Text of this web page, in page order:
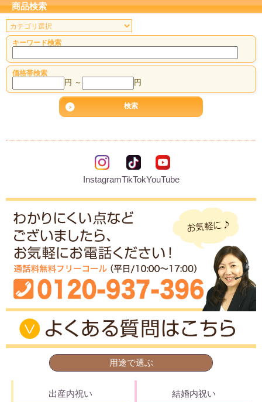
プレゼント
長寿のお祝い
各種記念品
商品検索
キーワード検索
価格帯検索
円 ～ 円
InstagramTikTokYouTube
用途で選ぶ
出産内祝い 結婚内祝い